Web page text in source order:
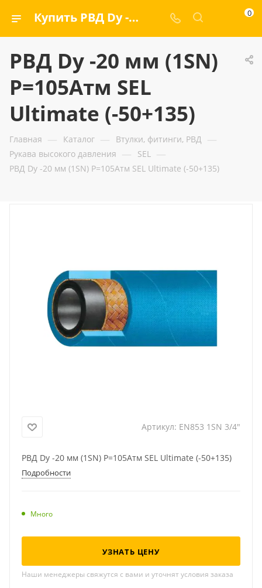
Купить РВД Dу -20 мм (1SN) Р=105Атм SEL Ultimate (-50+135) — ООО «ГИДРАМАКС» 0
РВД Dу -20 мм (1SN)
Р=105Атм SEL
Ultimate (-50+135)
Главная — Каталог — Втулки, фитинги, РВД —
Рукава высокого давления — SEL —
РВД Dу -20 мм (1SN) Р=105Атм SEL Ultimate (-50+135)
Артикул: EN853 1SN 3/4"
РВД Dу -20 мм (1SN) Р=105Атм SEL Ultimate (-50+135)
Подробности
Много
УЗНАТЬ ЦЕНУ
Наши менеджеры свяжутся с вами и уточнят условия заказа